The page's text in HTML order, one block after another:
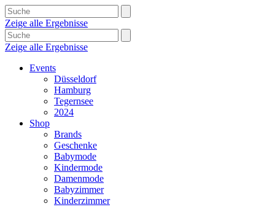
Zeige alle Ergebnisse
Zeige alle Ergebnisse
Events
Düsseldorf
Hamburg
Tegernsee
2024
Shop
Brands
Geschenke
Babymode
Kindermode
Damenmode
Babyzimmer
Kinderzimmer